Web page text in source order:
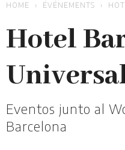
HOME ÉVÉNEMENTS
Hotel
Eventos junto al
Barcelona